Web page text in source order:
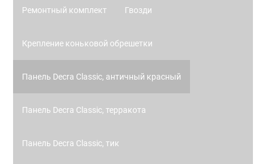
Ремонтный комплект Гвозди
Крепление коньковой обрешетки
Панель Decra Classic, античный красный
Панель Decra Classic, терракота
Панель Decra Classic, тик